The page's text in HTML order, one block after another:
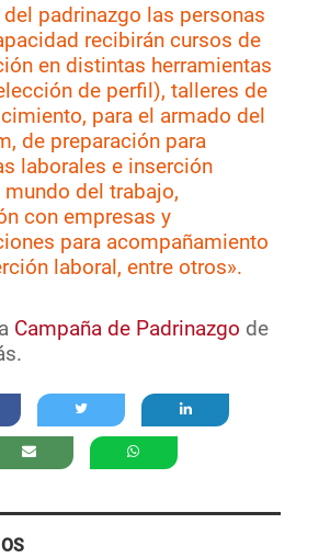
del padrinazgo las personas
recibirán cursos de
en distintas herramientas
de perfil), talleres de
para el armado del
de preparación para
laborales e inserción
del trabajo,
con empresas y
para acompañamiento
laboral, entre otros».
Campaña de Padrinazgo de